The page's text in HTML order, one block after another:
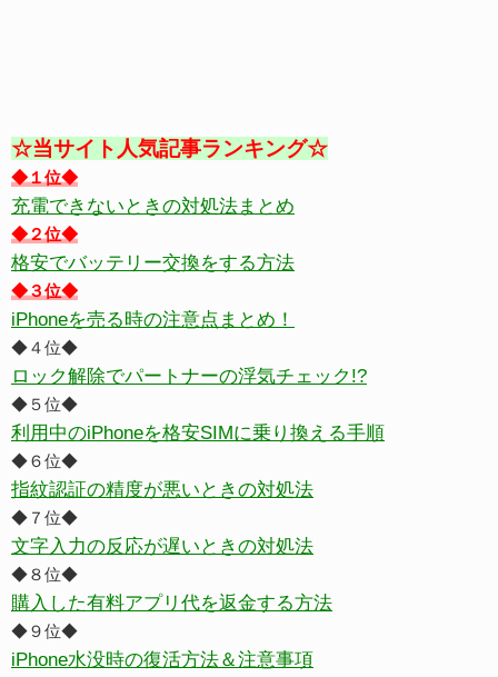
☆当サイト人気記事ランキング☆
◆１位◆
充電できないときの対処法まとめ
◆２位◆
格安でバッテリー交換をする方法
◆３位◆
iPhoneを売る時の注意点まとめ！
◆４位◆
ロック解除でパートナーの浮気チェック!?
◆５位◆
利用中のiPhoneを格安SIMに乗り換える手順
◆６位◆
指紋認証の精度が悪いときの対処法
◆７位◆
文字入力の反応が遅いときの対処法
◆８位◆
購入した有料アプリ代を返金する方法
◆９位◆
iPhone水没時の復活方法＆注意事項